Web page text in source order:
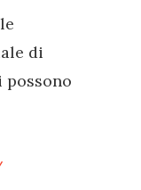
di
possono